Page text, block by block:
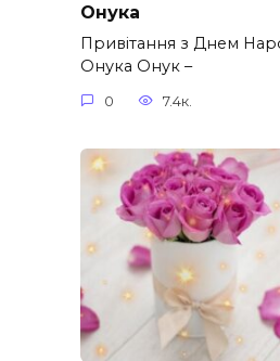
Онука
Привітання з Днем
Онука Онук –
0 7.4к.